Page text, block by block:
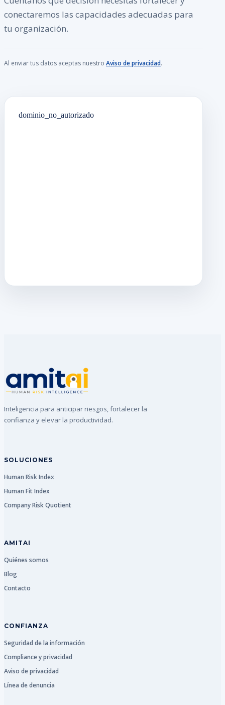
conectaremos las capacidades adecuadas para
tu organización.
Al enviar tus datos aceptas nuestro Aviso de privacidad.
dominio_no_autorizado
Inteligencia para anticipar riesgos, fortalecer la
confianza y elevar la productividad.
SOLUCIONES
Human Risk Index
Human Fit Index
Company Risk Quotient
AMITAI
Quiénes somos
Blog
Contacto
CONFIANZA
Seguridad de la información
Compliance y privacidad
Aviso de privacidad
Línea de denuncia